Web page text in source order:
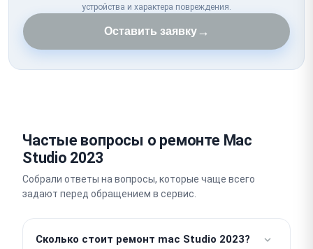
устройства и характера повреждения.
Оставить заявку→
Частые вопросы о ремонте Mac
Studio 2023
Собрали ответы на вопросы, которые чаще всего
задают перед обращением в сервис.
Сколько стоит ремонт mac Studio 2023?